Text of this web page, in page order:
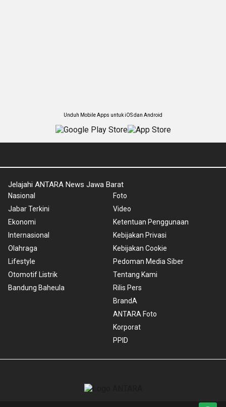
Unduh Mobile Apps untuk iOS dan Android
Jelajahi ANTARA News Jawa Barat
Nasional
Jabar Terkini
Ekonomi
Internasional
Olahraga
Lifestyle
Otomotif Listrik
Bandung Baheula
Foto
Video
Ketentuan Penggunaan
Kebijakan Privasi
Kebijakan Cookie
Pedoman Media Siber
Tentang Kami
Rilis Pers
BrandA
ANTARA Foto
Korporat
PPID